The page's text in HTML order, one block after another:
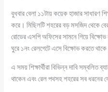
বুধবার বেলা ১১টায় কয়েক হাজার সাধারণ
করে। মিছিলটি শহরের বড় মসজিদ থেকে
রোডের এসপি অফিসের সামনে গিয়ে
ঘুরে ১নং রেলগেটে এসে বিক্ষোভ করতে
এ সময় শিক্ষার্থীরা বিভিন্ন দাবি সম্বলিত
থাকেন এবং রেল পথসহ শহরের সব ধরনের